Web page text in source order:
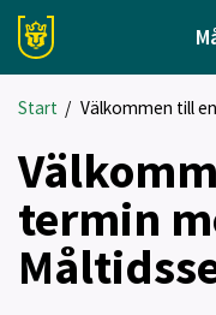
Start / Välkommen till
termin